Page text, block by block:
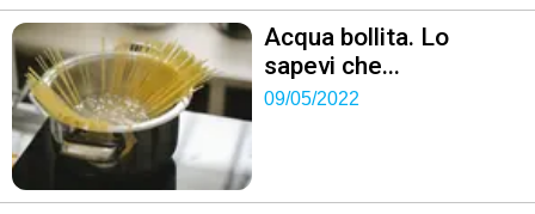
Acqua bollita. Lo
sapevi che...
09/05/2022